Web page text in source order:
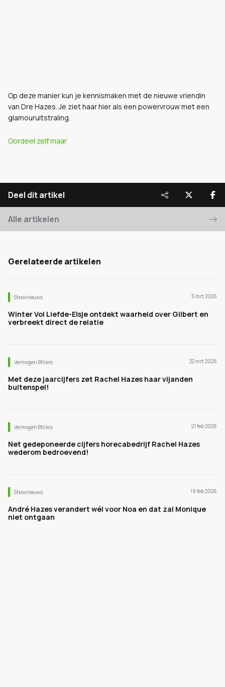
Op deze manier kun je kennismaken met de nieuwe vriendin
van Dre Hazes. Je ziet haar hier als een powervrouw met een
glamouruitstraling.
Oordeel zelf maar
Deel dit artikel
Alle artikelen
Gerelateerde artikelen
Shownieuws 5 mrt 2026
Winter Vol Liefde-Elsje ontdekt waarheid over Gilbert en
verbreekt direct de relatie
Vermogen BN’ers 22 mrt 2026
Met deze jaarcijfers zet Rachel Hazes haar vijanden
buitenspel!
Vermogen BN’ers 21 feb 2026
Net gedeponeerde cijfers horecabedrijf Rachel Hazes
wederom bedroevend!
Shownieuws 19 feb 2026
André Hazes verandert wél voor Noa en dat zal Monique
niet ontgaan